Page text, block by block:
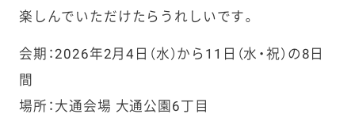
楽しんでいただけたらうれしいです。
会期：2026年2月4日（水）から11日（水・祝）の8日
間
場所：大通会場 大通公園6丁目